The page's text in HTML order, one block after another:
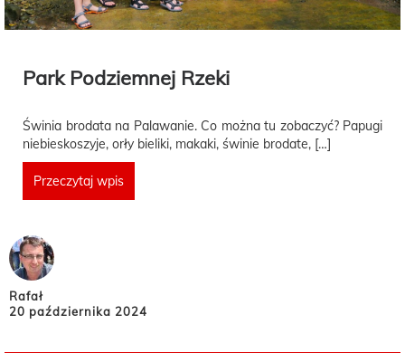
Park Podziemnej Rzeki
Świnia brodata na Palawanie. Co można tu zobaczyć? Papugi
niebieskoszyje, orły bieliki, makaki, świnie brodate, […]
Przeczytaj wpis
Rafał
20 października 2024